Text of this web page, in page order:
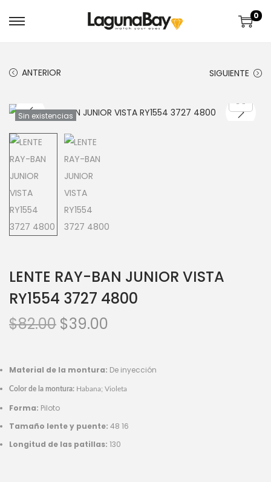
0
ANTERIOR SIGUIENTE
Sin existencias
LENTE RAY-BAN JUNIOR VISTA
RY1554 3727 4800
$82.00 $39.00
Material de la montura: De inyección
Color de la montura: Habana; Violeta
Forma: Piloto
Tamaño lente y puente: 48 16
Longitud de las patillas: 130